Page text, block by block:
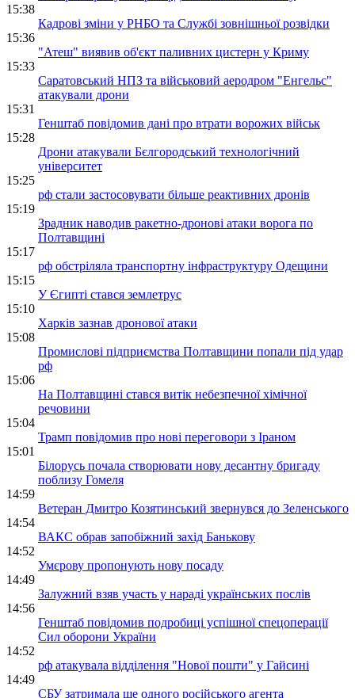
15:38
Кадрові зміни у РНБО та Службі зовнішньої розвідки
15:36
"Атеш" виявив об'єкт паливних цистерн у Криму
15:33
Саратовський НПЗ та військовий аеродром "Енгельс"
атакували дрони
15:31
Генштаб повідомив дані про втрати ворожих військ
15:28
Дрони атакували Бєлгородський технологічний
університет
15:25
рф стали застосовувати більше реактивних дронів
15:19
Зрадник наводив ракетно-дронові атаки ворога по
Полтавщині
15:17
рф обстріляла транспортну інфраструктуру Одещини
15:15
У Єгипті стався землетрус
15:10
Харків зазнав дронової атаки
15:08
Промислові підприємства Полтавщини попали під удар
рф
15:06
На Полтавщині стався витік небезпечної хімічної
речовини
15:04
Трамп повідомив про нові переговори з Іраном
15:01
Білорусь почала створювати нову десантну бригаду
поблизу Гомеля
14:59
Ветеран Дмитро Козятинський звернувся до Зеленського
14:54
ВАКС обрав запобіжний захід Банькову
14:52
Умєрову пропонують нову посаду
14:49
Залужний взяв участь у нараді українських послів
14:56
Генштаб повідомив подробиці успішної спецоперації
Сил оборони України
14:52
рф атакувала відділення "Нової пошти" у Гайсині
14:49
СБУ затримала ще одного російського агента